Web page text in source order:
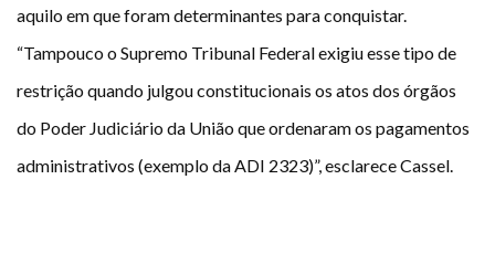
aquilo em que foram determinantes para conquistar.
“Tampouco o Supremo Tribunal Federal exigiu esse tipo de
restrição quando julgou constitucionais os atos dos órgãos
do Poder Judiciário da União que ordenaram os pagamentos
administrativos (exemplo da ADI 2323)”, esclarece Cassel.